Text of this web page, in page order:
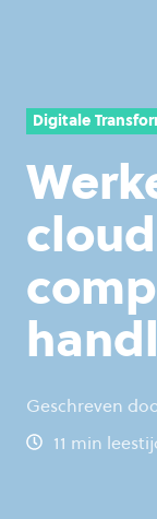
Digitale
Geschreven
11 min